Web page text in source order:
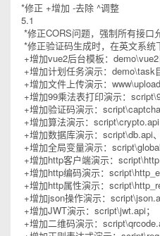
*修正 +增加 -去除 ^调整
5.1
*修正CORS问题，强制所有接口
*修正验证码生成时，在英文系统
+增加vue2后台模板：demo\vue2
+增加计划任务演示：demo\task
+增加文件上传演示：
+增加99乘法表打印演示：
+增加验证码演示：
+增加算法演示：script\crypto.api
+增加数据库演示：script\db.api
+增加全局变量演示：
+增加http客户端演示：
+增加http编码演示：
+增加http属性演示：
+增加json操作演示：
+增加JWT演示：script\jwt.api；
+增加二维码演示：